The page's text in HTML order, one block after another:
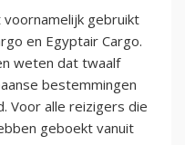
gebruikt
en Egyptair Cargo.
weten dat twaalf
bestemmingen
Voor alle reizigers die
geboekt vanuit